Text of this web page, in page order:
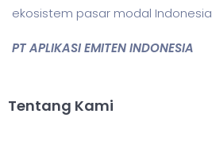
ekosistem pasar modal Indonesia
PT APLIKASI EMITEN INDONESIA
Tentang Kami